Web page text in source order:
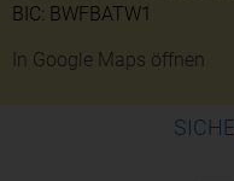
BIC: BWFBATW1
In Google Maps öffnen